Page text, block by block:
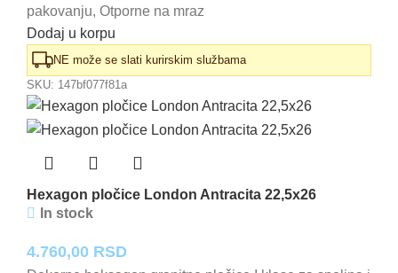
pakovanju, Otporne na mraz
Dodaj u korpu
NE može se slati kurirskim službama
SKU: 147bf077f81a
Hexagon pločice London Antracita 22,5x26
In stock
4.760,00 RSD